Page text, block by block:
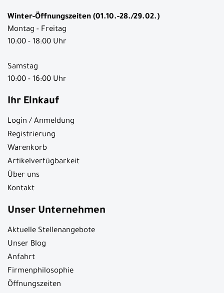
Winter-Öffnungszeiten (01.10.-28./29.02.)
Montag - Freitag
10:00 - 18:00 Uhr
Samstag
10:00 - 16:00 Uhr
Ihr Einkauf
Login / Anmeldung
Registrierung
Warenkorb
Artikelverfügbarkeit
Über uns
Kontakt
Unser Unternehmen
Aktuelle Stellenangebote
Unser Blog
Anfahrt
Firmenphilosophie
Öffnungszeiten